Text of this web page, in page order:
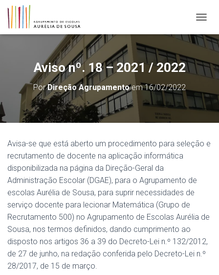
Aviso nº. 18 – 2021 / 2022
PorDireção Agrupamentoem16/02/2022
Avisa-se que está aberto um procedimento para seleção e
recrutamento de docente na aplicação informática
disponibilizada na página da Direção-Geral da
Administração Escolar (DGAE), para o Agrupamento de
escolas Aurélia de Sousa, para suprir necessidades de
serviço docente para lecionar Matemática (Grupo de
Recrutamento 500) no Agrupamento de Escolas Aurélia de
Sousa, nos termos definidos, dando cumprimento ao
disposto nos artigos 36 a 39 do Decreto-Lei n.º 132/2012,
de 27 de junho, na redação conferida pelo Decreto-Lei n.º
28/2017, de 15 de março.